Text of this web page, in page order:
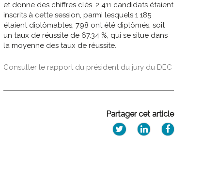
et donne des chiffres clés. 2 411 candidats étaient
inscrits à cette session, parmi lesquels 1 185
étaient diplômables, 798 ont été diplômés, soit
un taux de réussite de 67.34 %, qui se situe dans
la moyenne des taux de réussite.
Consulter le rapport du président du jury du DEC
Partager cet article